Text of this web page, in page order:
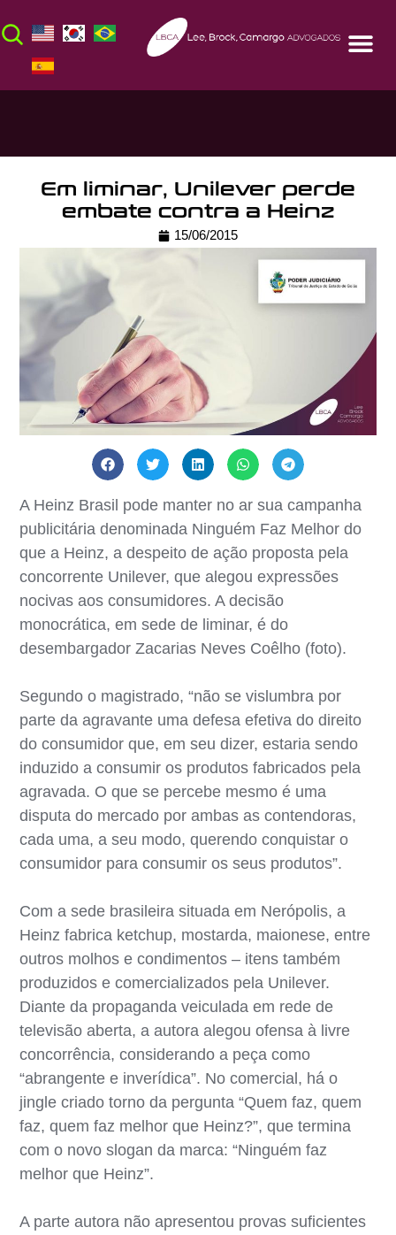
Em liminar, Unilever perde
embate contra a Heinz
15/06/2015
A Heinz Brasil pode manter no ar sua campanha
publicitária denominada Ninguém Faz Melhor do
que a Heinz, a despeito de ação proposta pela
concorrente Unilever, que alegou expressões
nocivas aos consumidores. A decisão
monocrática, em sede de liminar, é do
desembargador Zacarias Neves Coêlho (foto).
Segundo o magistrado, “não se vislumbra por
parte da agravante uma defesa efetiva do direito
do consumidor que, em seu dizer, estaria sendo
induzido a consumir os produtos fabricados pela
agravada. O que se percebe mesmo é uma
disputa do mercado por ambas as contendoras,
cada uma, a seu modo, querendo conquistar o
consumidor para consumir os seus produtos”.
Com a sede brasileira situada em Nerópolis, a
Heinz fabrica ketchup, mostarda, maionese, entre
outros molhos e condimentos – itens também
produzidos e comercializados pela Unilever.
Diante da propaganda veiculada em rede de
televisão aberta, a autora alegou ofensa à livre
concorrência, considerando a peça como
“abrangente e inverídica”. No comercial, há o
jingle criado torno da pergunta “Quem faz, quem
faz, quem faz melhor que Heinz?”, que termina
com o novo slogan da marca: “Ninguém faz
melhor que Heinz”.
A parte autora não apresentou provas suficientes